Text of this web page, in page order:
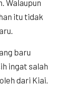
Walaupun
itu tidak
baru
ingat salah
dari Kiai.